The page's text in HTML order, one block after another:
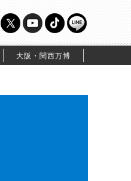
大阪・関西万博